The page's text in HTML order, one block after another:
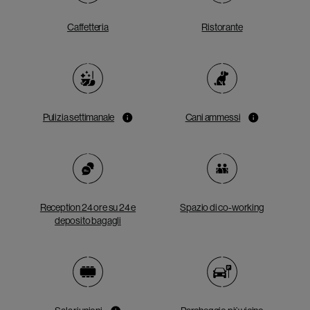
Caffetteria Ristorante
Pulizia settimanale Cani ammessi
Reception 24 ore su 24 e
deposito bagagli
Spazio di co-working